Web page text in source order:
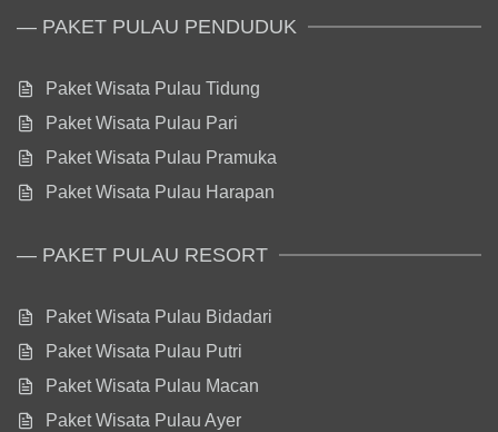
— PAKET PULAU PENDUDUK
Paket Wisata Pulau Tidung
Paket Wisata Pulau Pari
Paket Wisata Pulau Pramuka
Paket Wisata Pulau Harapan
— PAKET PULAU RESORT
Paket Wisata Pulau Bidadari
Paket Wisata Pulau Putri
Paket Wisata Pulau Macan
Paket Wisata Pulau Ayer